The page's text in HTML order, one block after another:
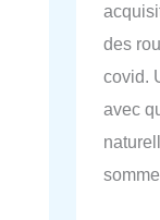
des
covid.
avec